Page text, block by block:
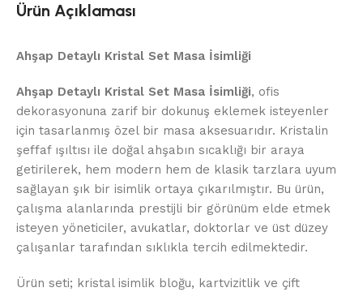
Ürün Açıklaması
Ahşap Detaylı Kristal Set Masa İsimliği
Ahşap Detaylı Kristal Set Masa İsimliği, ofis
dekorasyonuna zarif bir dokunuş eklemek isteyenler
için tasarlanmış özel bir masa aksesuarıdır. Kristalin
şeffaf ışıltısı ile doğal ahşabın sıcaklığı bir araya
getirilerek, hem modern hem de klasik tarzlara uyum
sağlayan şık bir isimlik ortaya çıkarılmıştır. Bu ürün,
çalışma alanlarında prestijli bir görünüm elde etmek
isteyen yöneticiler, avukatlar, doktorlar ve üst düzey
çalışanlar tarafından sıklıkla tercih edilmektedir.
Ürün seti; kristal isimlik bloğu, kartvizitlik ve çift